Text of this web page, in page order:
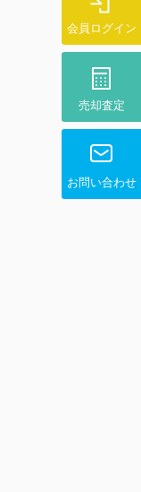
会員ログイン
売却査定
お問い合わせ